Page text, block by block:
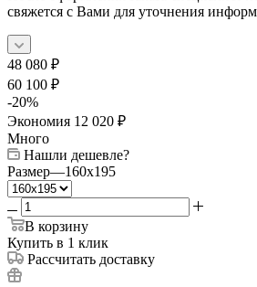
свяжется с Вами для уточнения
48 080 ₽
60 100 ₽
-20%
Экономия 12 020 ₽
Много
Нашли дешевле?
Размер—160x195
В корзину
Купить в 1 клик
Рассчитать доставку